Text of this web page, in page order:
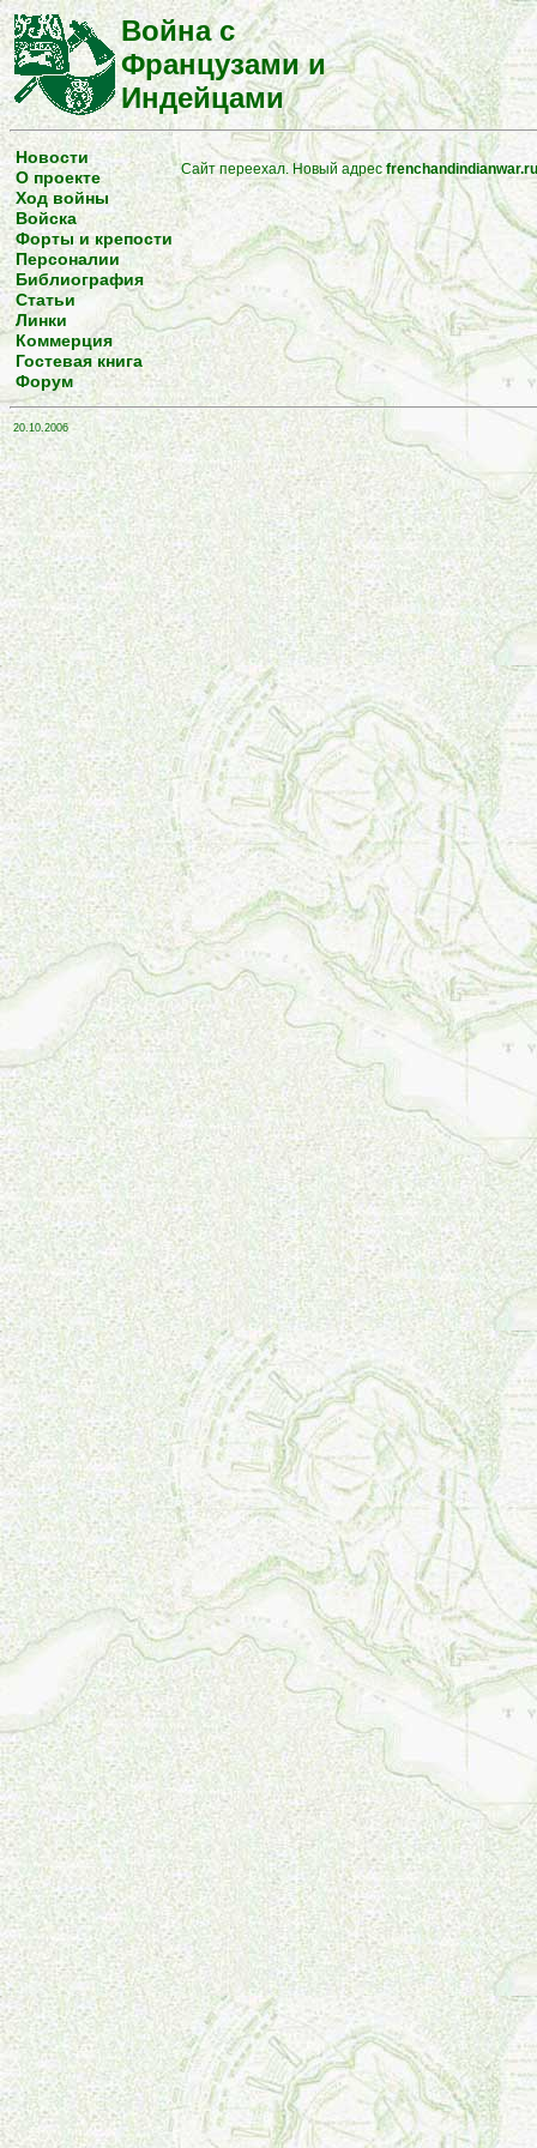
Война с
Французами и
Индейцами
Новости
О проекте
Ход войны
Войска
Форты и крепости
Персоналии
Библиография
Статьи
Линки
Коммерция
Гостевая книга
Форум
Сайт переехал. Новый адрес frenchandindianwar.ru
20.10.2006